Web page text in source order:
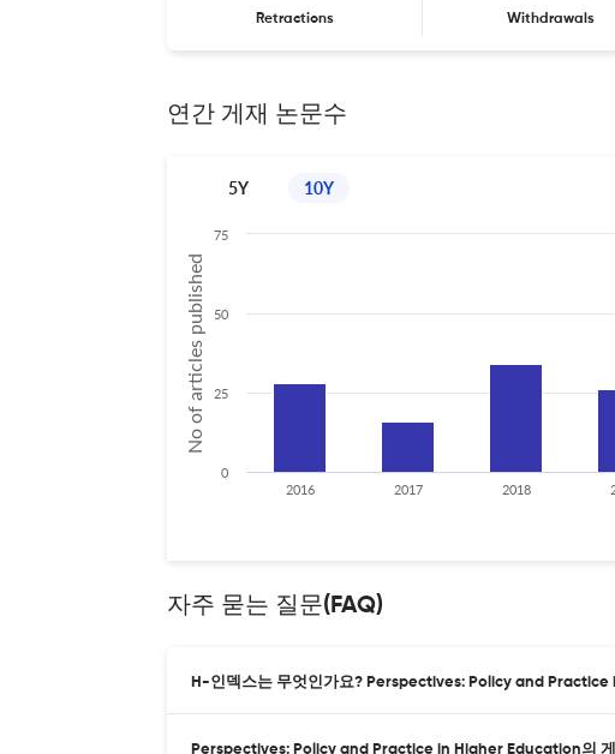
Retractions Withdrawals
연간 게재 논문수
5Y 10Y
No of articles published
2016 2017 2018
0
25
50
75
자주 묻는 질문(FAQ)
H-인덱스는 무엇인가요? Perspectives: Policy and Practice
Perspectives: Policy and Practice in Higher Education의